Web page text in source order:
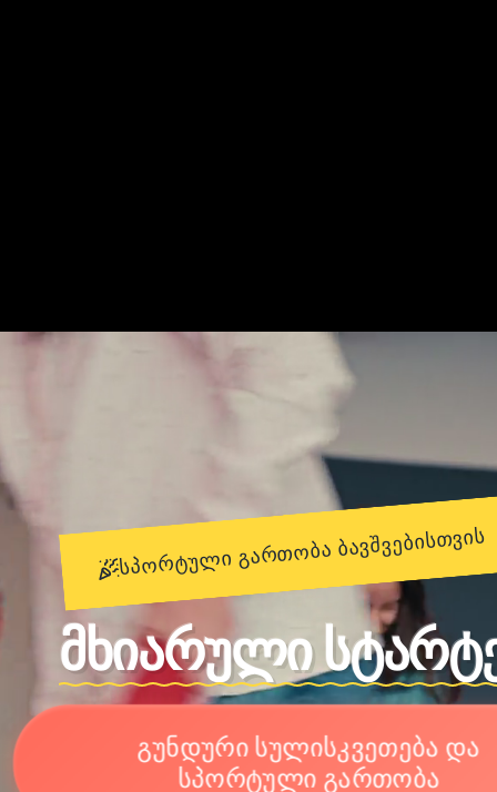
ᲡᲞᲝᲠᲢᲣᲚᲘ ᲒᲐᲠᲗᲝᲑᲐ ᲑᲐᲕᲨᲕᲔᲑᲘᲡᲗᲕᲘᲡ
მხიარული
გუნდური სულისკვეთება და
სპორტული გართობა